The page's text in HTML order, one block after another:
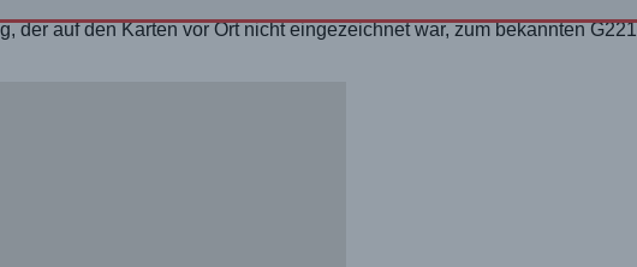
der auf den Karten vor Ort nicht eingezeichnet war, zum bekannten